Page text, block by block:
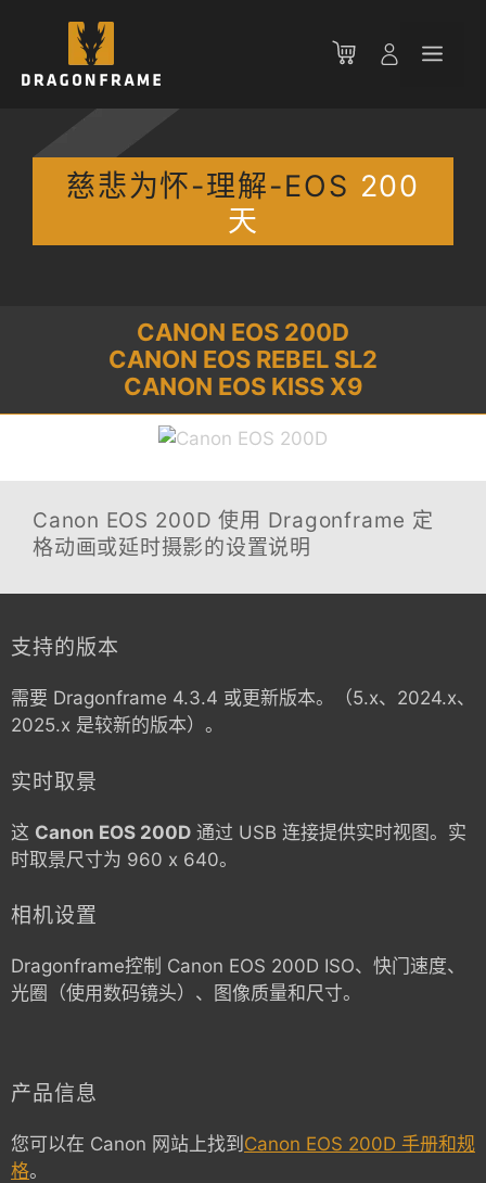
菜
慈悲为怀-理解-EOS 200
天
CANON EOS 200D
CANON EOS REBEL SL2
CANON EOS KISS X9
Canon EOS 200D 使用 Dragonframe 定
格动画或延时摄影的设置说明
支持的版本
需要 Dragonframe 4.3.4 或更新版本。（5.x、2024.x、
2025.x 是较新的版本）。
实时取景
这 Canon EOS 200D 通过 USB 连接提供实时视图。实
时取景尺寸为 960 x 640。
相机设置
Dragonframe控制 Canon EOS 200D ISO、快门速度、
光圈（使用数码镜头）、图像质量和尺寸。
产品信息
您可以在 Canon 网站上找到 Canon EOS 200D 手册和规
格。